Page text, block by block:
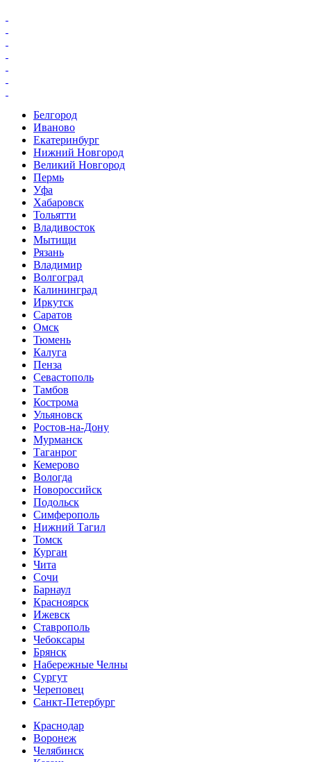
Белгород
Иваново
Екатеринбург
Нижний Новгород
Великий Новгород
Пермь
Уфа
Хабаровск
Тольятти
Владивосток
Мытищи
Рязань
Владимир
Волгоград
Калининград
Иркутск
Саратов
Омск
Тюмень
Калуга
Пенза
Севастополь
Тамбов
Кострома
Ульяновск
Ростов-на-Дону
Мурманск
Таганрог
Кемерово
Вологда
Новороссийск
Подольск
Симферополь
Нижний Тагил
Томск
Курган
Чита
Сочи
Барнаул
Красноярск
Ижевск
Ставрополь
Чебоксары
Брянск
Набережные Челны
Сургут
Череповец
Санкт-Петербург
Краснодар
Воронеж
Челябинск